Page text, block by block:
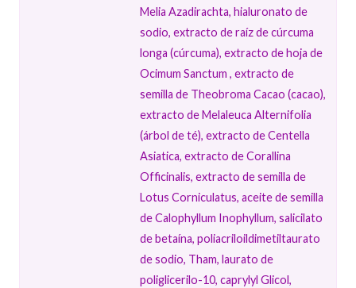
Melia Azadirachta, hialuronato de
sodio, extracto de raíz de cúrcuma
longa (cúrcuma), extracto de hoja de
Ocimum Sanctum , extracto de
semilla de Theobroma Cacao (cacao),
extracto de Melaleuca Alternifolia
(árbol de té), extracto de Centella
Asiatica, extracto de Corallina
Officinalis, extracto de semilla de
Lotus Corniculatus, aceite de semilla
de Calophyllum Inophyllum, salicilato
de betaína, poliacriloildimetiltaurato
de sodio, Tham, laurato de
poliglicerilo-10, caprylyl Glicol,